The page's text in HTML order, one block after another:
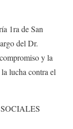
1ra de San
del Dr.
y la
lucha contra el